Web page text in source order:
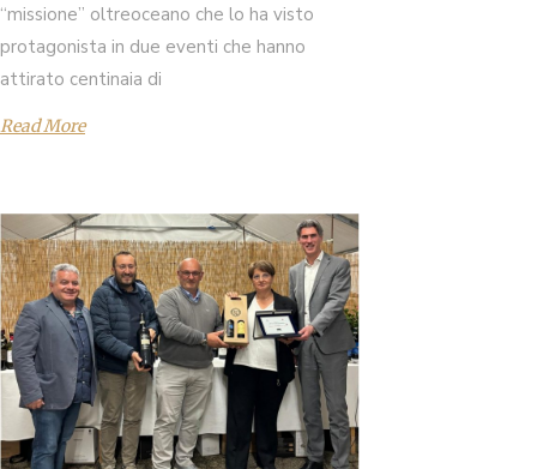
“missione” oltreoceano che lo ha visto
protagonista in due eventi che hanno
attirato centinaia di
Read More